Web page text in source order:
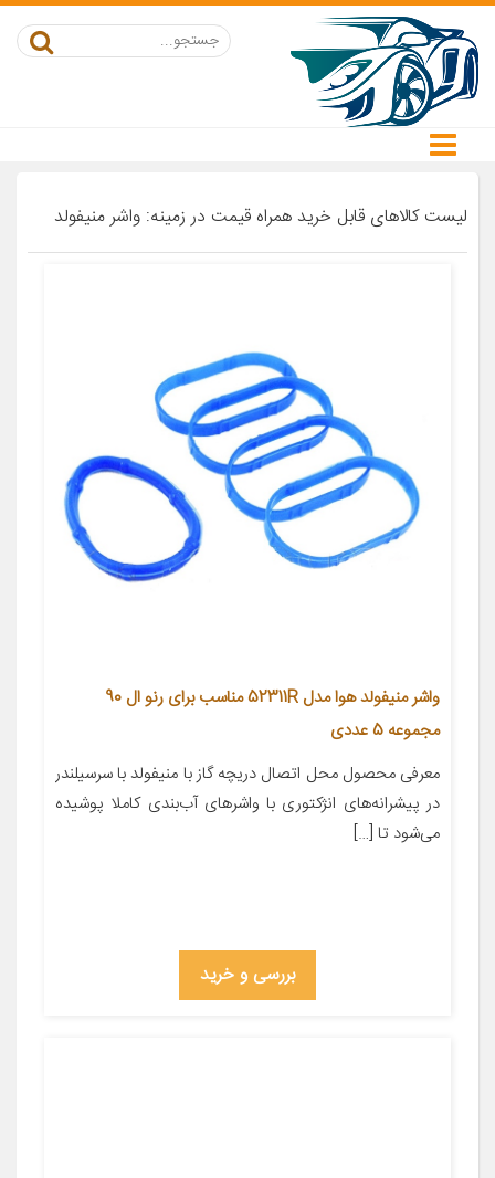
لیست کالاهای قابل خرید همراه قیمت در زمینه: واشر منیفولد
واشر منیفولد هوا مدل 52311R مناسب برای رنو ال 90
مجموعه 5 عددی
معرفی محصول محل اتصال دریچه گاز با منیفولد با سرسیلندر
در پیشرانه‌های انژکتوری با واشرهای آب‌بندی کاملا پوشیده
می‌شود تا […]
بررسی و خرید